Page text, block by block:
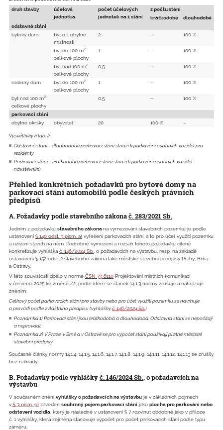
druh stavby
účelová
jednotka
počet účelových
jednotek na 1 stání
z počtu stání
krátkodobé
dlouhodobé
odstavná stání
bytový dům
byt o 1 obytné
místnosti
2 – 100 %
byt do 100 m²
celkové plochy
1 – 100 %
byt nad 100 m²
celkové plochy
0,5 – 100 %
rodinný dům
byt do 100 m²
celkové plochy
1 – 100 %
byt nad 100 m²
celkové plochy
0,5 – 100 %
parkovací stání
obytné okrsky
obyvatel 20 100 % –
Vysvětlivky k tab. 2:
Odstavné stání – dlouhodobé parkovací stání slouží k parkování osobních vozidel pro
rezidenty
Parkovací stání – krátkodobé parkovací stání slouží k parkování osobních vozidel
návštěvníků
Přehled konkrétních požadavků pro bytové domy na
parkovací stání automobilů podle českých právních
předpisů
A. Požadavky podle stavebního zákonač. 283/2021 Sb.
Jedním z požadavků stavebního zákonana vymezování stavebních pozemků je podle
ustanovení § 140 odst. 3 písm. a) vyřešení parkovacích stání, a to pro účel využití pozemku
a užívání staveb na něm. Podrobné vymezení a rozsah tohoto požadavku cíleně
konkretizuje vyhláška č. 146/2024 Sb.
, o požadavcích na výstavbu, resp. na základě
ustanovení § 152 odst. 2 stavebního zákona také městské stavební předpisy Prahy, Brna
a Ostravy.
V této souvislosti došlo v normě ČSN 73 6110 Projektování místních komunikací
v červenci 2025 ke změně Z2, podle které se článek 14.1.3 normy zrušuje a nahrazuje
zněním:
Celkový počet parkovacích stání pro stavby nebo pro účel využití pozemku se navrhuje
a provádí podle zvláštního předpisu (vyhláškyč. 146/2024 Sb.).
Poznámka 1) Parkovací stání jsou krátkodobá a dlouhodobá. Odstavná stání se nepočítají
a neprovádí.
Poznámka 2) V Praze, v Brně a v Ostravě se pro výpočet stání používají platné městské
stavební předpisy.
Současně články normy 14.1.4, 14.1.5, 14.1.6, 14.1.7, 14.1.8, 14.1.9, 14.1.11, 14.1.12, 14.1.13 se zrušily
bez náhrady.
B. Požadavky podle vyhláškyč. 146/2024 Sb., o požadavcích na
výstavbu
V současném znění vyhlášky o požadavcích na výstavbu je v základních pojmech
v § 3 písm. g) zaveden souhrnný pojem parkovací stání jako plocha pro parkování nebo
odstavení vozidla , který je následně v ustanovení § 7 rozvinut obdobně jako v příloze
č. 1 vyhlášky, která zejména stanovuje výpočet pro počet parkovacích stání podle typu
záměru.